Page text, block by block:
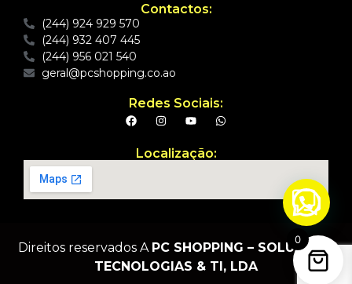
Contactos:
(244) 924 929 570
(244) 932 407 445
(244) 956 021 540
geral@pcshopping.co.ao
Redes Sociais:
Localização:
Direitos reservados A PC SHOPPING – SOLUÇÕES,
TECNOLOGIAS & TI, LDA
0